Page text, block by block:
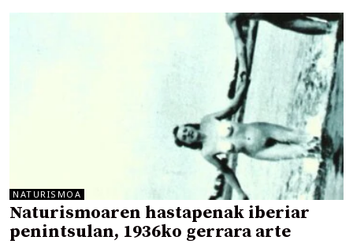
NATURISMOA
Naturismoaren hastapenak iberiar
penintsulan, 1936ko gerrara arte